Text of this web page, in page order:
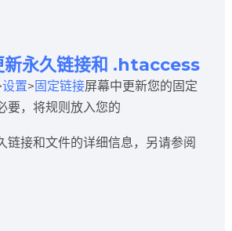
新永久链接和 .htaccess
设置>固定链接屏幕中更新您的固定
要，将规则放入您的
链接和文件的详细信息，另请参阅